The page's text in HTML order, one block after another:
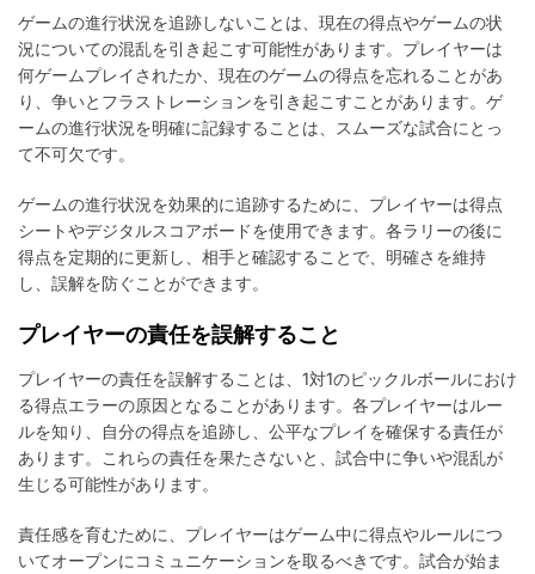
ゲームの進行状況を追跡しないことは、現在の得点やゲームの状
況についての混乱を引き起こす可能性があります。プレイヤーは
何ゲームプレイされたか、現在のゲームの得点を忘れることがあ
り、争いとフラストレーションを引き起こすことがあります。ゲ
ームの進行状況を明確に記録することは、スムーズな試合にとっ
て不可欠です。
ゲームの進行状況を効果的に追跡するために、プレイヤーは得点
シートやデジタルスコアボードを使用できます。各ラリーの後に
得点を定期的に更新し、相手と確認することで、明確さを維持
し、誤解を防ぐことができます。
プレイヤーの責任を誤解すること
プレイヤーの責任を誤解することは、1対1のピックルボールにおけ
る得点エラーの原因となることがあります。各プレイヤーはルー
ルを知り、自分の得点を追跡し、公平なプレイを確保する責任が
あります。これらの責任を果たさないと、試合中に争いや混乱が
生じる可能性があります。
責任感を育むために、プレイヤーはゲーム中に得点やルールにつ
いてオープンにコミュニケーションを取るべきです。試合が始ま